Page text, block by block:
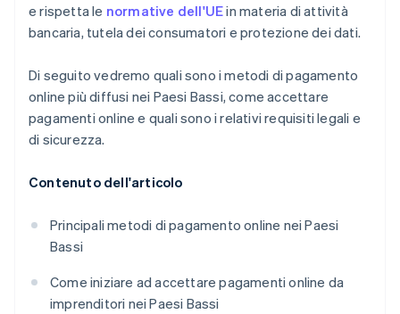
e rispetta le normative dell'UEin materia di attività
bancaria, tutela dei consumatori e protezione dei dati.
Di seguito vedremo quali sono i metodi di pagamento
online più diffusi nei Paesi Bassi, come accettare
pagamenti online e quali sono i relativi requisiti legali e
di sicurezza.
Contenuto dell'articolo
Principali metodi di pagamento online nei Paesi
Bassi
Come iniziare ad accettare pagamenti online da
imprenditori nei Paesi Bassi